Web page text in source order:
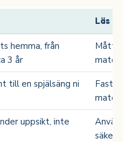
Läs
hemma, från
3 år
Mått,
till en spjälsäng ni
uppsikt, inte